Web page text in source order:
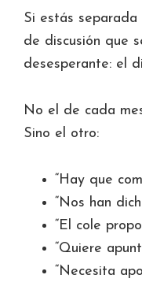
Si estás
de discusión que
desesperante: el
No el de cada
Sino el otro:
“Hay que
“Nos han
“El cole
“Quiere
“Necesita